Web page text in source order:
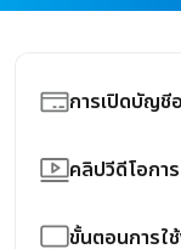
การเปิดบัญชี
อัตราค่านายหน้
(New)
คลิปวีดีโอกา
คลิปวีดีโอการใช้
ขั้นตอนการใ